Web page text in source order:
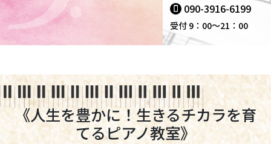
090-3916-6199
受付 9：00～21：00
《人生を豊かに！生きるチカラを育
てるピアノ教室》